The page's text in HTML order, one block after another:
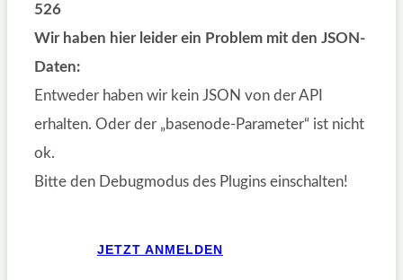
526
Wir haben hier leider ein Problem mit den JSON-
Daten:
Entweder haben wir kein JSON von der API
erhalten. Oder der „basenode-Parameter“ ist nicht
ok.
Bitte den Debugmodus des Plugins einschalten!
JETZT ANMELDEN